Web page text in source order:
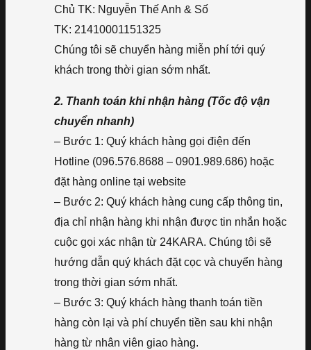
Chủ TK: Nguyễn Thế Anh & Số
TK: 21410001151325
Chúng tôi sẽ chuyển hàng miễn phí tới quý
khách trong thời gian sớm nhất.
2. Thanh toán khi nhận hàng (Tốc độ vận
chuyển nhanh)
– Bước 1: Quý khách hàng gọi điện đến
Hotline (096.576.8688 – 0901.989.686) hoặc
đặt hàng online tại website
– Bước 2: Quý khách hàng cung cấp thông tin,
địa chỉ nhận hàng khi nhận được tin nhắn hoặc
cuộc gọi xác nhận từ 24KARA. Chúng tôi sẽ
hướng dẫn quý khách đặt cọc và chuyển hàng
trong thời gian sớm nhất.
– Bước 3: Quý khách hàng thanh toán tiền
hàng còn lại và phí chuyển tiền sau khi nhận
hàng từ nhân viên giao hàng.